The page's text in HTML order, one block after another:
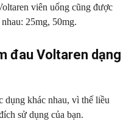
viên uống cũng được
25mg, 50mg.
đau Voltaren dạng
dụng khác nhau, vì thế liều
sử dụng của bạn.